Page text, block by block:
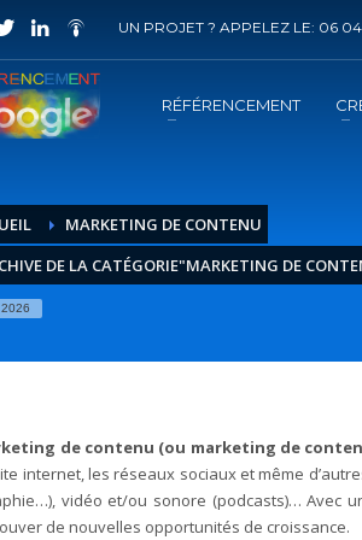
ACHETER UN PRESTATION
Choisir la prestation
recevrez sous 5 jours ouvrés un mail de
UN PROJET ? APPELEZ LE: 06
RÉFÉRENCEMENT
MARKETING DE CONTENU
DE LA CATÉGORIE"MARKETING DE
de contenu (ou marketing de
internet, les réseaux sociaux et même
vidéo et/ou sonore (podcasts)… Avec
de nouvelles opportunités de croissance.